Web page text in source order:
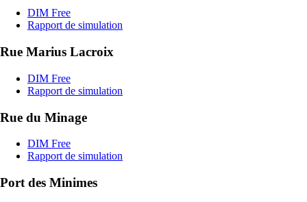
Pour info :
Lesite Cartoradio de l’Agence Nationale des FRéquences
(ANFR) permet de localiser les antennes relais implantées à La
Rochelle et apporte des informations sur les caractéristiques
techniques des antennes.
Vous pouvez demander gratuitement une mesure de l'exposition
aux ondes électromagnétiques. Pour connaître la démarche à
La maison ANFR